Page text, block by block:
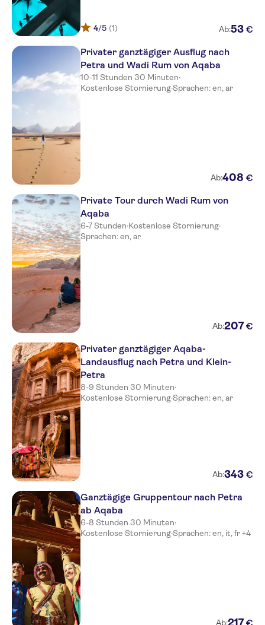
4/5 (1) Ab:53 €
Privater ganztägiger Ausflug nach
Petra und Wadi Rum von Aqaba
10-11 Stunden 30 Minuten·
Kostenlose Stornierung·Sprachen: en, ar
Ab:408 €
Private Tour durch Wadi Rum von
Aqaba
6-7 Stunden·Kostenlose Stornierung·
Sprachen: en, ar
Ab:207 €
Privater ganztägiger Aqaba-
Landausflug nach Petra und Klein-
Petra
8-9 Stunden 30 Minuten·
Kostenlose Stornierung·Sprachen: en, ar
Ab:343 €
Ganztägige Gruppentour nach Petra
ab Aqaba
6-8 Stunden 30 Minuten·
Kostenlose Stornierung·Sprachen: en, it, fr +4
Ab:217